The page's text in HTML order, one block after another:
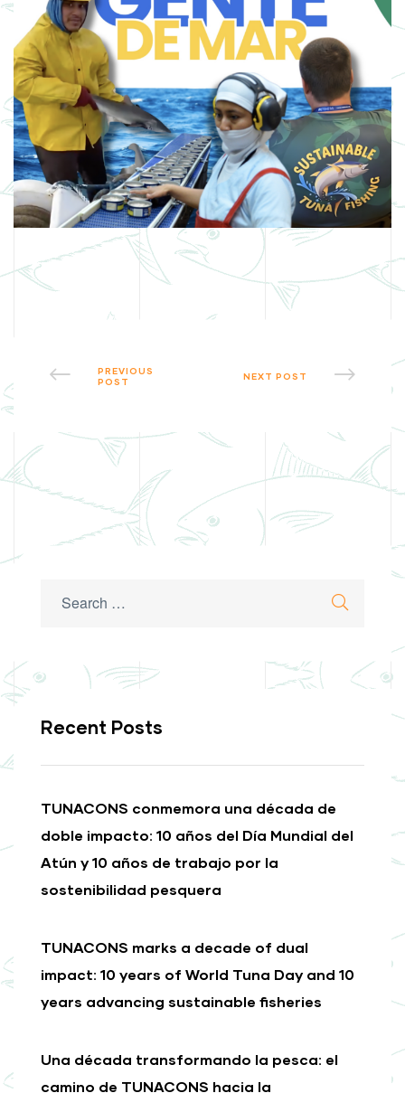
PREVIOUS
POST
NEXT POST
Recent Posts
TUNACONS conmemora una década de
doble impacto: 10 años del Día Mundial del
Atún y 10 años de trabajo por la
sostenibilidad pesquera
TUNACONS marks a decade of dual
impact: 10 years of World Tuna Day and 10
years advancing sustainable fisheries
Una década transformando la pesca: el
camino de TUNACONS hacia la